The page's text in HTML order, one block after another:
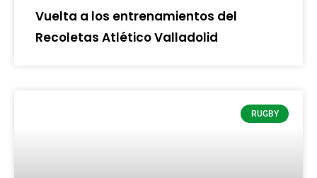
Vuelta a los entrenamientos del
Recoletas Atlético Valladolid
RUGBY